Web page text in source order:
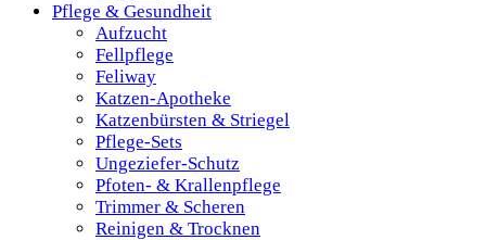
Pflege & Gesundheit
Aufzucht
Fellpflege
Feliway
Katzen-Apotheke
Katzenbürsten & Striegel
Pflege-Sets
Ungeziefer-Schutz
Pfoten- & Krallenpflege
Trimmer & Scheren
Reinigen & Trocknen